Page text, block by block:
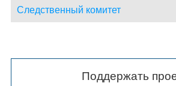
Следственный комитет
Поддержать